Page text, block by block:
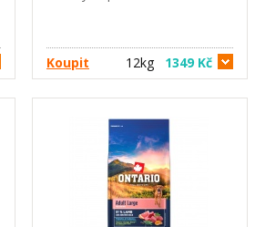
jsou po tepelné úpravě
nejlepším zdrojem sacharidu.
a energetickou hodnotu pro
redukci hmotnosti. Je vhodné i
pro udržování stá
Koupit 12kg 1349 Kč